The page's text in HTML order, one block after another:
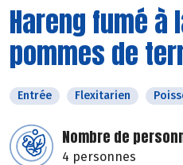
Hareng fumé à
pommes de
Entrée Flexitarien
Nombre de
4 personnes